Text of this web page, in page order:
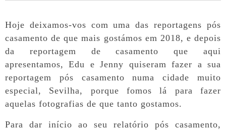
Hoje deixamos-vos com uma das reportagens pós
casamento de que mais gostámos em 2018, e depois
da reportagem de casamento que aqui
apresentamos, Edu e Jenny quiseram fazer a sua
reportagem pós casamento numa cidade muito
especial, Sevilha, porque fomos lá para fazer
aquelas fotografias de que tanto gostamos.
Para dar início ao seu relatório pós casamento,